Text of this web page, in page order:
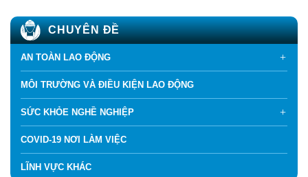
CHUYÊN ĐỀ
AN TOÀN LAO ĐỘNG
MÔI TRƯỜNG VÀ ĐIỀU KIỆN LAO ĐỘNG
SỨC KHỎE NGHỀ NGHIỆP
COVID-19 NƠI LÀM VIỆC
LĨNH VỰC KHÁC